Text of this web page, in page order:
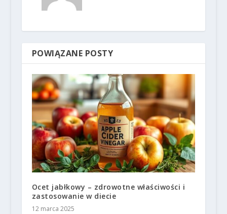
POWIĄZANE POSTY
Ocet jabłkowy – zdrowotne właściwości i
zastosowanie w diecie
12 marca 2025